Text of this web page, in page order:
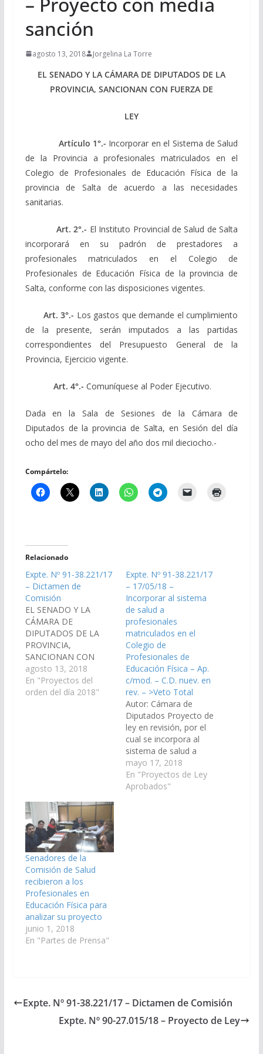
sanción
agosto 13, 2018 Jorgelina La Torre
EL SENADO Y LA CÁMARA DE DIPUTADOS DE LA
PROVINCIA, SANCIONAN CON FUERZA DE
LEY
Artículo 1°.- Incorporar en el Sistema de Salud
de la Provincia a profesionales matriculados en el
Colegio de Profesionales de Educación Física de la
provincia de Salta de acuerdo a las necesidades
sanitarias.
Art. 2°.- El Instituto Provincial de Salud de Salta
incorporará en su padrón de prestadores a
profesionales matriculados en el Colegio de
Profesionales de Educación Física de la provincia de
Salta, conforme con las disposiciones vigentes.
Art. 3°.- Los gastos que demande el cumplimiento
de la presente, serán imputados a las partidas
correspondientes del Presupuesto General de la
Provincia, Ejercicio vigente.
Art. 4°.- Comuníquese al Poder Ejecutivo.
Dada en la Sala de Sesiones de la Cámara de
Diputados de la provincia de Salta, en Sesión del día
ocho del mes de mayo del año dos mil dieciocho.-
Compártelo:
Relacionado
Expte. Nº 91-38.221/17
– Dictamen de
Comisión
EL SENADO Y LA
CÁMARA DE
DIPUTADOS DE LA
PROVINCIA,
SANCIONAN CON
FUERZA DE LEY
Artículo 1°.- La
Provincia de Salta
que se…
agosto 13, 2018
En "Proyectos del
orden del día 2018"
Expte. Nº 91-38.221/17
– 17/05/18 –
Incorporar al sistema
de salud a
profesionales
matriculados en el
Colegio de
Profesionales de
Educación Física – Ap.
c/mod. – C.D. nuev. en
rev. – >Veto Total
Autor: Cámara de
Diputados Proyecto de
ley en revisión, por el
cual se incorpora al
sistema de salud a
profesionales
matriculados en el
Colegio de
mayo 17, 2018
En "Proyectos de Ley
Aprobados"
Senadores de la
Comisión de Salud
recibieron a los
Profesionales en
Educación Física para
analizar su proyecto
junio 1, 2018
En "Partes de Prensa"
Expte. Nº 91-38.221/17 – Dictamen de Comisión
Expte. Nº 90-27.015/18 – Proyecto de Ley